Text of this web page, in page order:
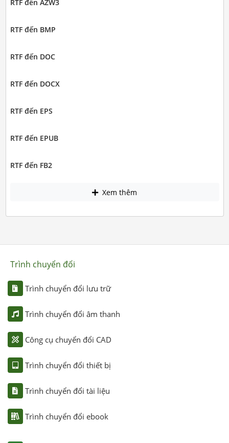
RTF đến AZW3
RTF đến BMP
RTF đến DOC
RTF đến DOCX
RTF đến EPS
RTF đến EPUB
RTF đến FB2
Xem thêm
Trình chuyển đổi
Trình chuyển đổi lưu trữ
Trình chuyển đổi âm thanh
Công cụ chuyển đổi CAD
Trình chuyển đổi thiết bị
Trình chuyển đổi tài liệu
Trình chuyển đổi ebook